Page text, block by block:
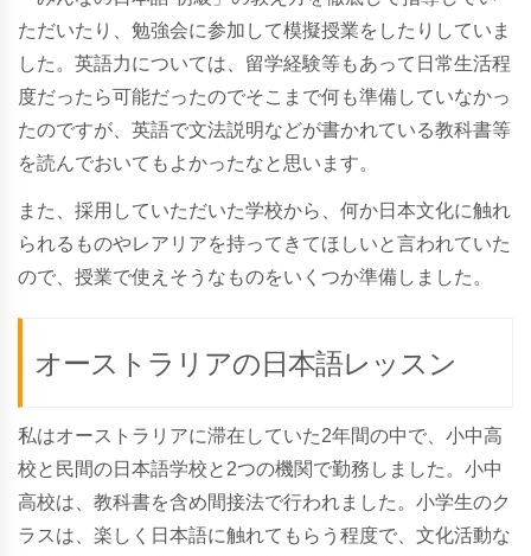
ただいたり、勉強会に参加して模擬授業をしたりしていま
した。英語力については、留学経験等もあって日常生活程
度だったら可能だったのでそこまで何も準備していなかっ
たのですが、英語で文法説明などが書かれている教科書等
を読んでおいてもよかったなと思います。
また、採用していただいた学校から、何か日本文化に触れ
られるものやレアリアを持ってきてほしいと言われていた
ので、授業で使えそうなものをいくつか準備しました。
オーストラリアの日本語レッスン
私はオーストラリアに滞在していた2年間の中で、小中高
校と民間の日本語学校と2つの機関で勤務しました。小中
高校は、教科書を含め間接法で行われました。小学生のク
ラスは、楽しく日本語に触れてもらう程度で、文化活動な